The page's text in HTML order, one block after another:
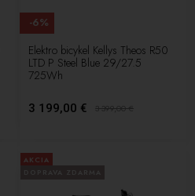
Elektro bicykel Kellys Theos R50
LTD P Steel Blue 29/27.5
725Wh
3 199,00 € 3 399,00€
-6%
AKCIA